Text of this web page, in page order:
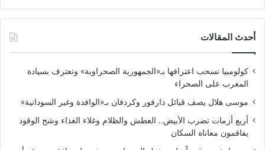
أحدث المقالات
كولومبيا تسحب اعترافها بـ«الجمهورية الصحراوية» وتعترف بسيادة
المغرب على الصحراء
موسى هلال يصف قبائل دارفور وكردفان بـ«الوافدة وغير السودانية»
أربع أزمات تضرب الأبيض.. العطش والظلام وغلاء الغذاء وشح الوقود
يفاقمون معاناة السكان